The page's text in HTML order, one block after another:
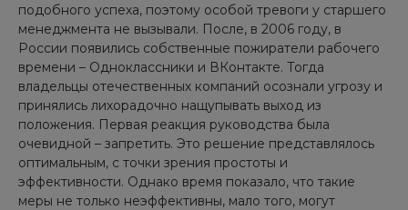
подобного успеха, поэтому особой тревоги у старшего
менеджмента не вызывали. После, в 2006 году, в
России появились собственные пожиратели рабочего
времени – Одноклассники и ВКонтакте. Тогда
владельцы отечественных компаний осознали угрозу и
принялись лихорадочно нащупывать выход из
положения. Первая реакция руководства была
очевидной – запретить. Это решение представлялось
оптимальным, с точки зрения простоты и
эффективности. Однако время показало, что такие
меры не только неэффективны, мало того, могут